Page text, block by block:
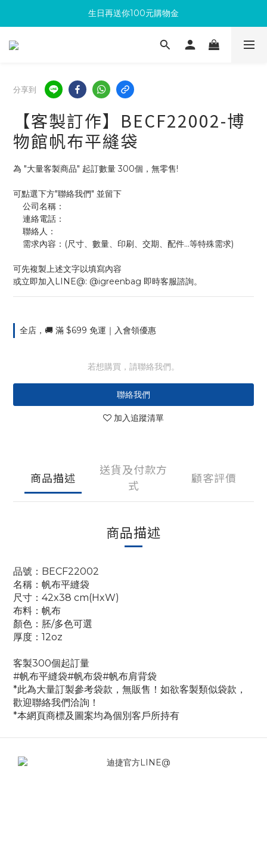
滿300回饋10%購物金
生日再送你100元購物金
加入成為新會員 馬上領取50元購物金
分享到
【客製訂作】BECF22002-博
物館帆布平縫袋
為 "大量客製商品" 起訂數量 300個，無零售!
可點選下方"聯絡我們" 並留下
    公司名稱：
    連絡電話：
    聯絡人：
    需求內容：(尺寸、數量、印刷、交期、配件...等特殊需求)
可先複製上述文字以填寫內容
或立即加入LINE@: @igreenbag 即時客服諮詢。
全店，🚚 滿 $699 免運｜入會領優惠
若想購買，請聯絡我們。
聯絡我們
加入追蹤清單
商品描述
送貨及付款方
式
顧客評價
商品描述
品號：BECF22002
名稱：帆布平縫袋
尺寸：42x38 cm(HxW)
布料：帆布
顏色：胚/多色可選
厚度：12oz
客製300個起訂量
#帆布平縫袋#帆布袋#帆布肩背袋
*此為大量訂製參考袋款，無販售！如欲客製類似袋款，
歡迎聯絡我們洽詢！
*本網頁商標及圖案均為個別客戶所持有